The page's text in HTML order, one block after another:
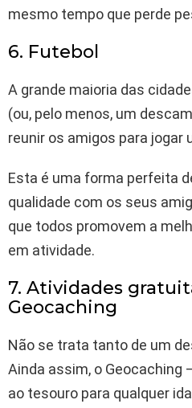
mesmo tempo que perde
6. Futebol
A grande maioria das
(ou, pelo menos, um
reunir os amigos para jogar
Esta é uma forma perfeita
qualidade com os seus
que todos promovem a
em atividade.
7. Atividades
Geocaching
Não se trata tanto de um
Ainda assim, o Geocaching
ao tesouro para qualquer